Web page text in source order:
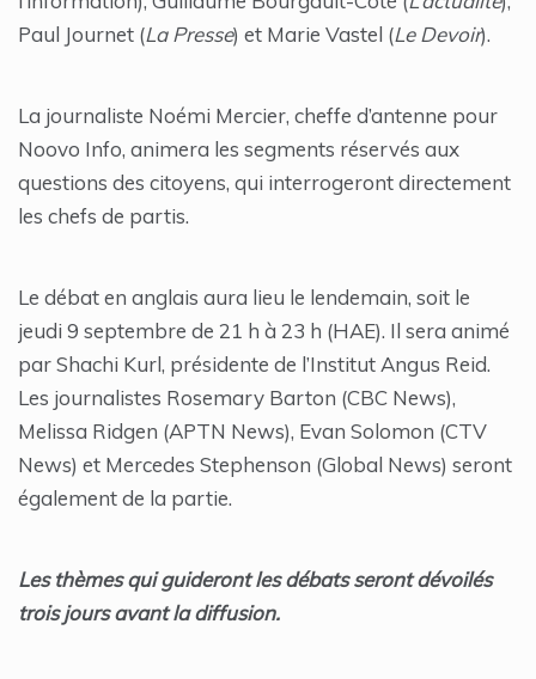
Paul Journet (La Presse) et Marie Vastel (Le Devoir).
La journaliste Noémi Mercier, cheffe d’antenne pour
Noovo Info, animera les segments réservés aux
questions des citoyens, qui interrogeront directement
les chefs de partis.
Le débat en anglais aura lieu le lendemain, soit le
jeudi 9 septembre de 21 h à 23 h (HAE). Il sera animé
par Shachi Kurl, présidente de l’Institut Angus Reid.
Les journalistes Rosemary Barton (CBC News),
Melissa Ridgen (APTN News), Evan Solomon (CTV
News) et Mercedes Stephenson (Global News) seront
également de la partie.
Les thèmes qui guideront les débats seront dévoilés
trois jours avant la diffusion.